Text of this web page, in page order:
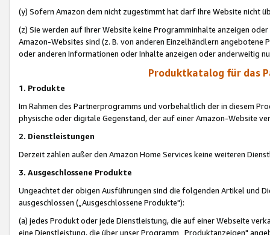
(y) Sofern Amazon dem nicht zugestimmt hat darf Ihre Website nicht
(z) Sie werden auf Ihrer Website keine Programminhalte anzeigen
Amazon-Websites sind (z. B. von anderen Einzelhändlern
oder anderen Informationen oder Inhalte anzeigen oder anderweitig
Produktkatalog für das
1. Produkte
Im Rahmen des Partnerprogramms und vorbehaltlich der in diesem
physische oder digitale Gegenstand, der auf einer Amazon-Website
2. Dienstleistungen
Derzeit zählen außer den Amazon Home Services keine weiteren
3. Ausgeschlossene Produkte
Ungeachtet der obigen Ausführungen sind die folgenden Artikel und
ausgeschlossen („Ausgeschlossene Produkte"):
(a) jedes Produkt oder jede Dienstleistung, die auf einer Webseite
eine Dienstleistung, die über unser Programm „Produktanzeigen"